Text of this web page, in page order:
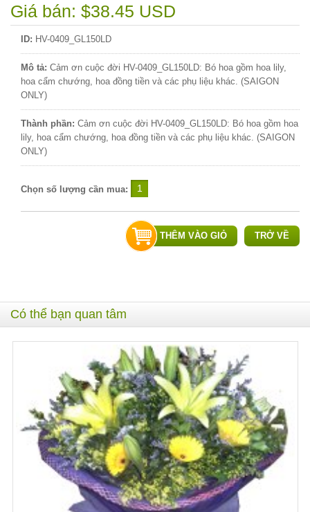
Giá bán: $38.45 USD
ID: HV-0409_GL150LD
Mô tả: Cảm ơn cuộc đời HV-0409_GL150LD: Bó hoa gồm hoa lily,
hoa cẩm chướng, hoa đồng tiền và các phụ liệu khác. (SAIGON
ONLY)
Thành phần: Cảm ơn cuộc đời HV-0409_GL150LD: Bó hoa gồm hoa
lily, hoa cẩm chướng, hoa đồng tiền và các phụ liệu khác. (SAIGON
ONLY)
Chọn số lượng cần mua:
TRỞ VỀ
THÊM VÀO GIỎ
Có thể bạn quan tâm